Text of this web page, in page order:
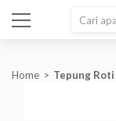
Home Tepung Roti